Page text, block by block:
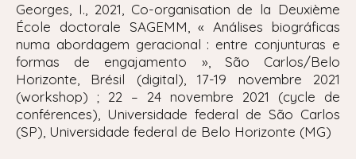
Georges, I., 2021, Co-organisation de la Deuxième
École doctorale SAGEMM, « Análises biográficas
numa abordagem geracional : entre conjunturas e
formas de engajamento », São Carlos/Belo
Horizonte, Brésil (digital), 17-19 novembre 2021
(workshop) ; 22 – 24 novembre 2021 (cycle de
conférences), Universidade federal de São Carlos
(SP), Universidade federal de Belo Horizonte (MG)